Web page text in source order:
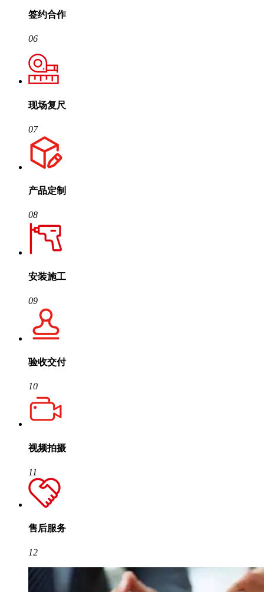
签约合作
06
现场复尺
07
产品定制
08
安装施工
09
验收交付
10
视频拍摄
11
售后服务
12